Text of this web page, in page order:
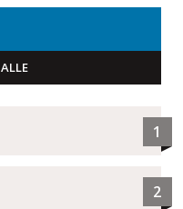
ALLE
1
2